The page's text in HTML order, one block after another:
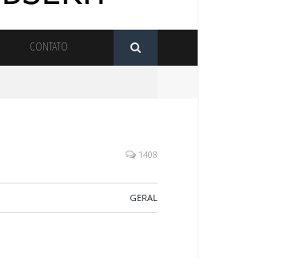
CONTATO
1408
GERAL